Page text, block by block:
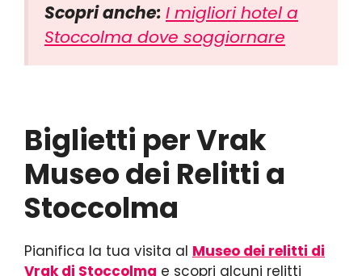
Scopri anche: I migliori hotel a
Stoccolma dove soggiornare
Biglietti per Vrak
Museo dei Relitti a
Stoccolma
Pianifica la tua visita al Museo dei relitti di
Vrak di Stoccolma e scopri alcuni relitti